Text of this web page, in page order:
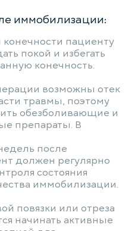
иммобилизации:
пациенту
покой и избегать
конечность.
возможны отек
травмы, поэтому
обезболивающие и
препараты. В
после
должен регулярно
состояния
иммобилизации.
повязки или отреза
начинать активные